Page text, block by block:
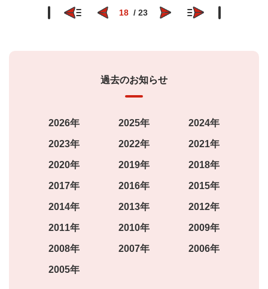
18 / 23
過去のお知らせ
2026年 2025年 2024年
2023年 2022年 2021年
2020年 2019年 2018年
2017年 2016年 2015年
2014年 2013年 2012年
2011年 2010年 2009年
2008年 2007年 2006年
2005年